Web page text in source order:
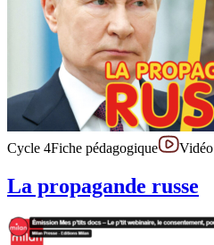
Cycle 4Fiche pédagogique Vidéo
La propagande russe